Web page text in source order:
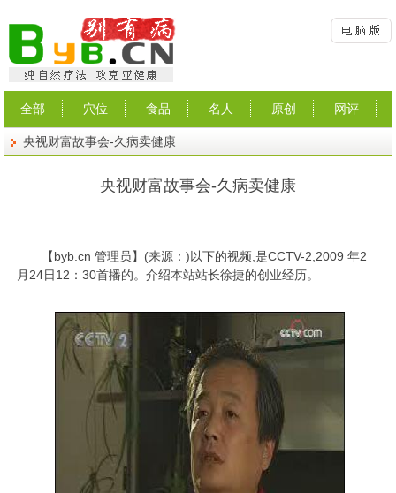
全部 穴位 食品 名人 原创 网评
央视财富故事会-久病卖健康
央视财富故事会-久病卖健康
【byb.cn 管理员】(来源：)以下的视频,是CCTV-2,2009 年2
月24日12：30首播的。介绍本站站长徐捷的创业经历。